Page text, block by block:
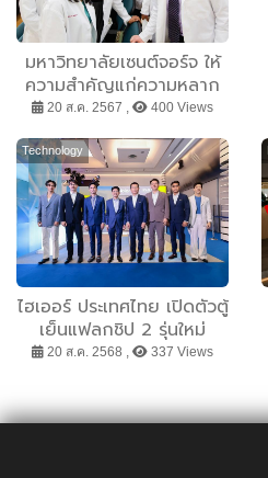
มหาวิทยาลัยเซนต์จอร์จ ให้
ความสำคัญแก่ความหลาก
หลายและ การไม่แบ่งแยก
ของนักศึกษาแพทย์ เพื่อ
สร้างอนาคตที่ดีสำหรับ
ประเทศไทย
20 ส.ค. 2567 , 400 Views
Technology
ไฮเออร์ ประเทศไทย เปิดตัวตู้
เย็นแฟลกชิป 2 รุ่นใหม่
Multi-Door และ Five-Door
ตอบโจทย์ไลฟ์สไตล์คนยุค
20 ส.ค. 2568 , 337 Views